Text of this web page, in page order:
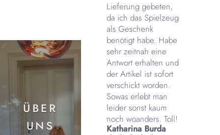
Lieferung gebeten,
da ich das Spielzeug
als Geschenk
benötigt habe. Habe
sehr zeitnah eine
Antwort erhalten und
der Artikel ist sofort
verschickt worden.
Sowas erlebt man
leider sonst kaum
noch woanders. Toll!
Katharina Burda
ÜBER
UNS